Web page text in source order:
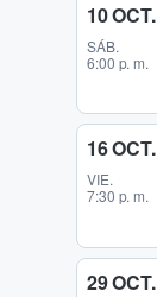
10 OCT.
SÁB.
6:00 p. m.
16 OCT.
VIE.
7:30 p. m.
29 OCT.